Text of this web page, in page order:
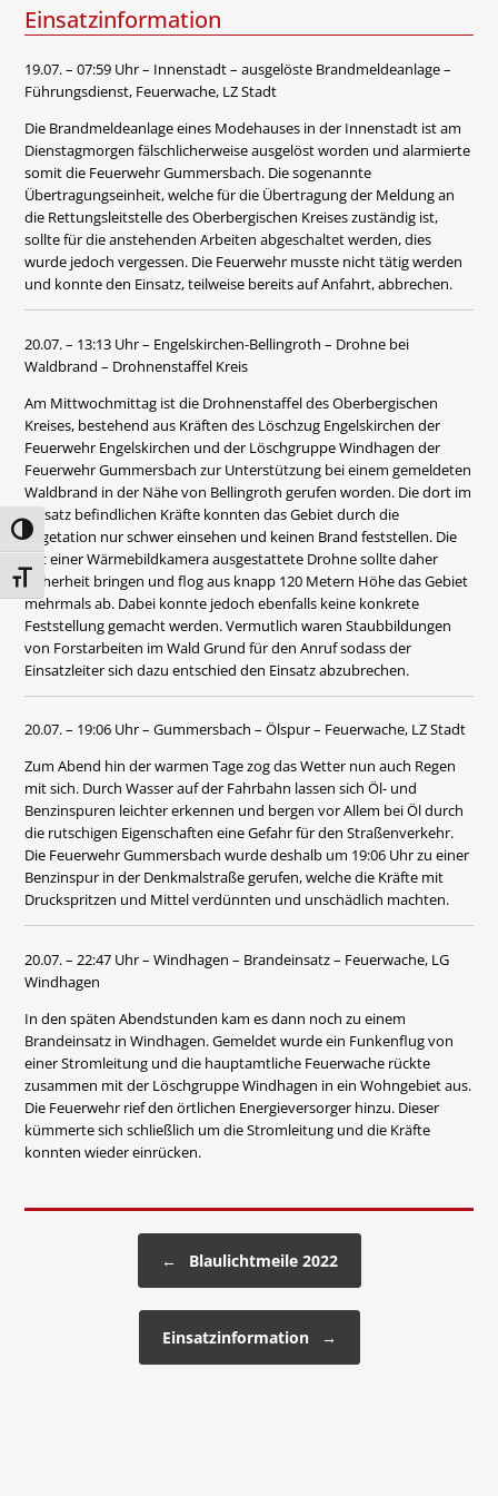
Umschalten auf hohe Kontraste
Schrift vergrößern
Einsatzinformation
19.07. – 07:59 Uhr – Innenstadt – ausgelöste Brandmeldeanlage –
Führungsdienst, Feuerwache, LZ Stadt
Die Brandmeldeanlage eines Modehauses in der Innenstadt ist am
Dienstagmorgen fälschlicherweise ausgelöst worden und alarmierte
somit die Feuerwehr Gummersbach. Die sogenannte
Übertragungseinheit, welche für die Übertragung der Meldung an
die Rettungsleitstelle des Oberbergischen Kreises zuständig ist,
sollte für die anstehenden Arbeiten abgeschaltet werden, dies
wurde jedoch vergessen. Die Feuerwehr musste nicht tätig werden
und konnte den Einsatz, teilweise bereits auf Anfahrt, abbrechen.
20.07. – 13:13 Uhr – Engelskirchen-Bellingroth – Drohne bei
Waldbrand – Drohnenstaffel Kreis
Am Mittwochmittag ist die Drohnenstaffel des Oberbergischen
Kreises, bestehend aus Kräften des Löschzug Engelskirchen der
Feuerwehr Engelskirchen und der Löschgruppe Windhagen der
Feuerwehr Gummersbach zur Unterstützung bei einem gemeldeten
Waldbrand in der Nähe von Bellingroth gerufen worden. Die dort im
Einsatz befindlichen Kräfte konnten das Gebiet durch die
Vegetation nur schwer einsehen und keinen Brand feststellen. Die
mit einer Wärmebildkamera ausgestattete Drohne sollte daher
Sicherheit bringen und flog aus knapp 120 Metern Höhe das Gebiet
mehrmals ab. Dabei konnte jedoch ebenfalls keine konkrete
Feststellung gemacht werden. Vermutlich waren Staubbildungen
von Forstarbeiten im Wald Grund für den Anruf sodass der
Einsatzleiter sich dazu entschied den Einsatz abzubrechen.
20.07. – 19:06 Uhr – Gummersbach – Ölspur – Feuerwache, LZ Stadt
Zum Abend hin der warmen Tage zog das Wetter nun auch Regen
mit sich. Durch Wasser auf der Fahrbahn lassen sich Öl- und
Benzinspuren leichter erkennen und bergen vor Allem bei Öl durch
die rutschigen Eigenschaften eine Gefahr für den Straßenverkehr.
Die Feuerwehr Gummersbach wurde deshalb um 19:06 Uhr zu einer
Benzinspur in der Denkmalstraße gerufen, welche die Kräfte mit
Druckspritzen und Mittel verdünnten und unschädlich machten.
20.07. – 22:47 Uhr – Windhagen – Brandeinsatz – Feuerwache, LG
Windhagen
In den späten Abendstunden kam es dann noch zu einem
Brandeinsatz in Windhagen. Gemeldet wurde ein Funkenflug von
einer Stromleitung und die hauptamtliche Feuerwache rückte
zusammen mit der Löschgruppe Windhagen in ein Wohngebiet aus.
Die Feuerwehr rief den örtlichen Energieversorger hinzu. Dieser
kümmerte sich schließlich um die Stromleitung und die Kräfte
konnten wieder einrücken.
← Blaulichtmeile 2022
Einsatzinformation →